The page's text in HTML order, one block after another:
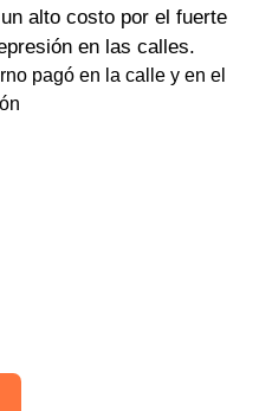
alto costo por el fuerte
en las calles.